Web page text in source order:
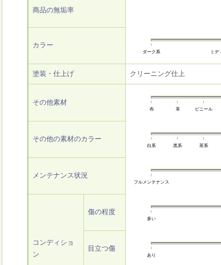
商品の無垢率
カラー
ダーク系 ミデ
塗装・仕上げ クリーニング仕上
その他素材
布 革 ビニール
その他の素材のカラー
白系 黒系 茶系
メンテナンス状況
フルメンテナンス
コンディショ
ン
傷の程度
多い
目立つ傷
あり